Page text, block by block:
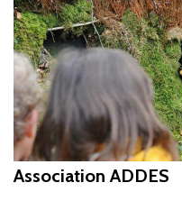
Association ADDES